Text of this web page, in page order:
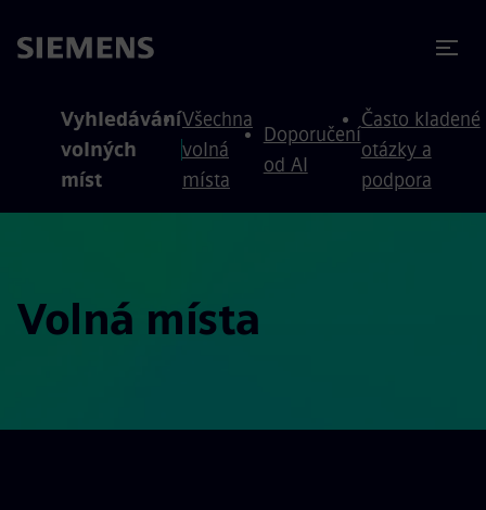
Vyhledávání
volných
míst
Všechna
volná
místa
Doporučení
od AI
Často kladené
otázky a
podpora
Volná místa